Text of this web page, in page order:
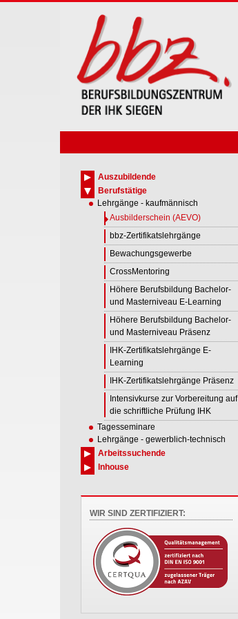
Auszubildende
Berufstätige
Lehrgänge - kaufmännisch
Ausbilderschein (AEVO)
bbz-Zertifikatslehrgänge
Bewachungsgewerbe
CrossMentoring
Höhere Berufsbildung Bachelor-
und Masterniveau E-Learning
Höhere Berufsbildung Bachelor-
und Masterniveau Präsenz
IHK-Zertifikatslehrgänge E-
Learning
IHK-Zertifikatslehrgänge Präsenz
Intensivkurse zur Vorbereitung auf
die schriftliche Prüfung IHK
Tagesseminare
Lehrgänge - gewerblich-technisch
Arbeitssuchende
Inhouse
WIR SIND ZERTIFIZIERT: